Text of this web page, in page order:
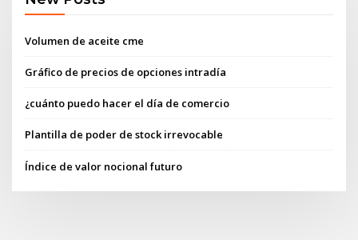
Volumen de aceite cme
Gráfico de precios de opciones intradía
¿cuánto puedo hacer el día de comercio
Plantilla de poder de stock irrevocable
Índice de valor nocional futuro